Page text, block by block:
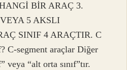
BİR ARAÇ 3.
5 AKSLI
SINIF 4 ARAÇTIR. C
C-segment araçlar Diğer
veya “alt orta sınıf”tır.